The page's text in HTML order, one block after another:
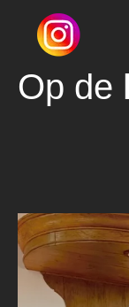
Op de